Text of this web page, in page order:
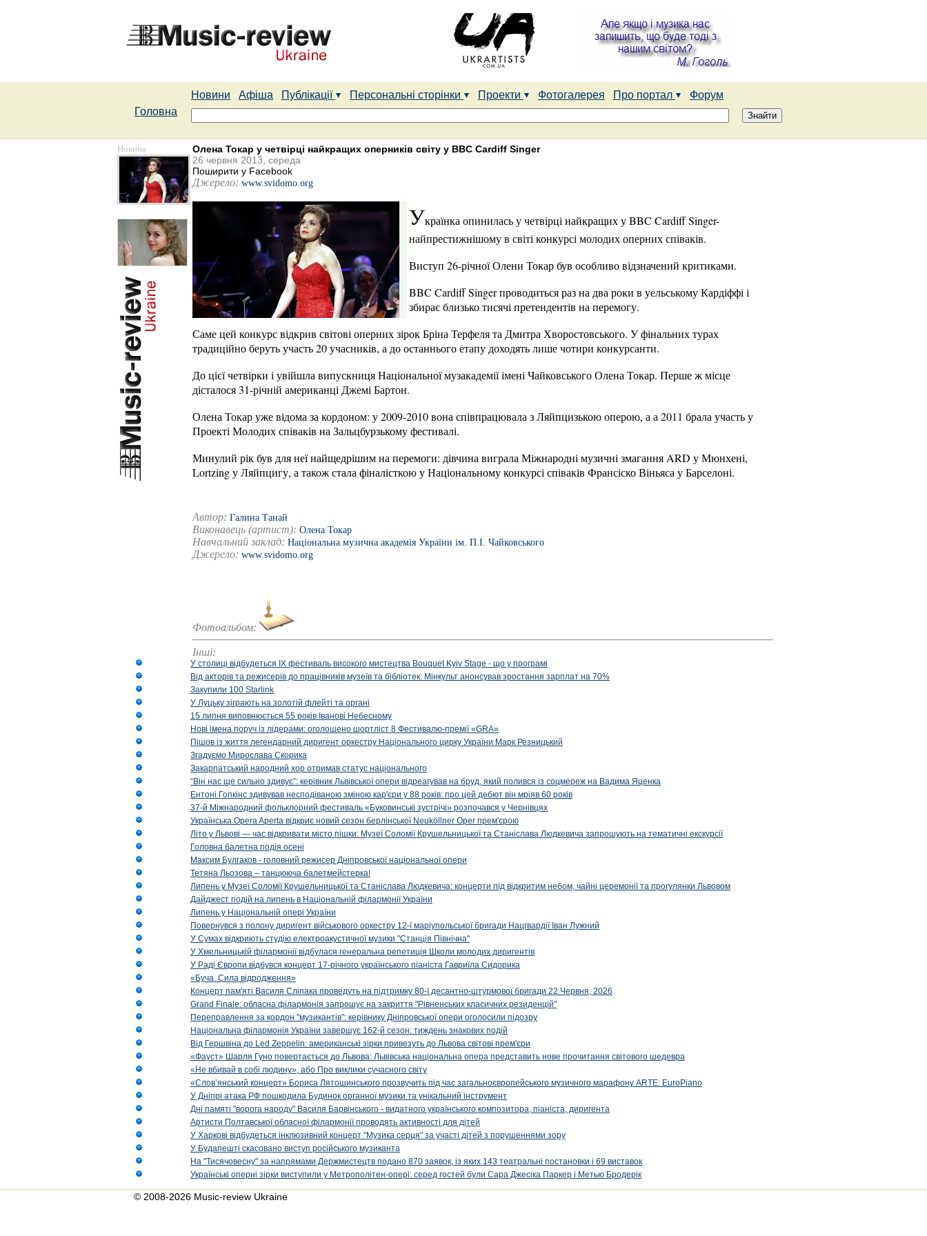
Новини Афіша Публікації Персональні сторінки Проекти Фотогалерея Про портал
Форум
Головна
Новина
Олена Токар у четвірці найкращих оперників світу у BBC Cardiff Singer
26 червня 2013, середа
Поширити у Facebook
Джерело: www.svidomo.org
Українка опинилась у четвірці найкращих у BBC Cardiff Singer-
найпрестижнішому в світі конкурсі молодих оперних співаків.
Виступ 26-річної Олени Токар був особливо відзначений критиками.
BBC Cardiff Singer проводиться раз на два роки в уельському Кардіффі і
збирає близько тисячі претендентів на перемогу.
Саме цей конкурс відкрив світові оперних зірок Бріна Терфеля та Дмитра Хворостовського. У фінальних турах
традиційно беруть участь 20 учасників, а до останнього етапу доходять лише чотири конкурсанти.
До цієї четвірки і увійшла випускниця Національної музакадемії імені Чайковського Олена Токар. Перше ж місце
дісталося 31-річній американці Джемі Бартон.
Олена Токар уже відома за кордоном: у 2009-2010 вона співпрацювала з Ляйпцизькою оперою, а а 2011 брала участь у
Проекті Молодих співаків на Зальцбурзькому фестивалі.
Минулий рік був для неї найщедрішим на перемоги: дівчина виграла Міжнародні музичні змагання ARD у Мюнхені,
Lortzing у Ляйпцигу, а також стала фіналісткою у Національному конкурсі співаків Франсіско Віньяса у Барселоні.
Автор: Галина Танай
Виконавець (артист): Олена Токар
Навчальний заклад: Національна музична академія України ім. П.І. Чайковського
Джерело: www.svidomo.org
Фотоальбом:
Інші:
У столиці відбудеться IX фестиваль високого мистецтва Bouquet Kyiv Stage - що у програмі
Від акторів та режисерів до працівників музеїв та бібліотек: Мінкульт анонсував зростання зарплат на 70%
Закупили 100 Starlink
У Луцьку зіграють на золотій флейті та органі
15 липня виповнюється 55 років Іванові Небесному
Нові імена поруч із лідерами: оголошено шортліст 8 Фестивалю-премії «GRA»
Пішов із життя легендарний диригент оркестру Національного цирку України Марк Резницький
Згадуємо Мирослава Скорика
Закарпатський народний хор отримав статус національного
“Він нас ще сильно здивує”: керівник Львівської опери відреагував на бруд, який полився із соцмереж на Вадима Яценка
Ентоні Гопкінс здивував несподіваною зміною кар'єри у 88 років: про цей дебют він мріяв 60 років
37-й Міжнародний фольклорний фестиваль «Буковинські зустрічі» розпочався у Чернівцях
Українська Opera Aperta відкриє новий сезон берлінської Neuköllner Oper прем'єрою
Літо у Львові — час відкривати місто пішки: Музеї Соломії Крушельницької та Станіслава Людкевича запрошують на тематичні екскурсії
Головна балетна подія осені
Максим Булгаков - головний режисер Дніпровської національної опери
Тетяна Льозова – танцююча балетмейстерка!
Липень у Музеї Соломії Крушельницької та Станіслава Людкевича: концерти під відкритим небом, чайні церемонії та прогулянки Львовом
Дайджест подій на липень в Національній філармонії України
Липень у Національній опері України
Повернувся з полону диригент військового оркестру 12-ї маріупольської бригади Нацгвардії Іван Лужний
У Сумах відкриють студію електроакустичної музики "Станція Північна"
У Хмельницькій філармонії відбулася генеральна репетиція Школи молодих диригентів
У Раді Європи відбувся концерт 17-річного українського піаніста Гавриїла Сидорика
«Буча. Сила відродження»
Концерт пам'яті Василя Сліпака проведуть на підтримку 80-ї десантно-штурмової бригади 22 Червня, 2026
Grand Finale: обласна філармонія запрошує на закриття "Рівненських класичних резиденцій"
Переправлення за кордон "музикантів": керівнику Дніпровської опери оголосили підозру
Національна філармонія України завершує 162-й сезон: тиждень знакових подій
Від Гершвіна до Led Zeppelin: американські зірки привезуть до Львова світові прем'єри
«Фауст» Шарля Гуно повертається до Львова: Львівська національна опера представить нове прочитання світового шедевра
«Не вбивай в собі людину», або Про виклики сучасного світу
«Слов’янський концерт» Бориса Лятошинського прозвучить під час загальноєвропейського музичного марафону ARTE: EuroPiano
У Дніпрі атака РФ пошкодила Будинок органної музики та унікальний інструмент
Дні памяті "ворога народу" Василя Барвінського - видатного українського композитора, піаніста, диригента
Артисти Полтавської обласної філармонії проводять активності для дітей
У Харкові відбудеться інклюзивний концерт "Музика серця" за участі дітей з порушеннями зору
У Будапешті скасовано виступ російського музиканта
На "Тисячовесну" за напрямами Держмистецтв подано 870 заявок, із яких 143 театральні постановки і 69 виставок
Українські оперні зірки виступили у Метрополітен-опері: серед гостей були Сара Джесіка Паркер і Метью Бродерік
© 2008-2026 Music-review Ukraine